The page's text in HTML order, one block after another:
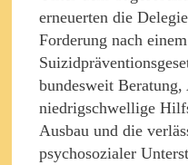
erneuerten die
Forderung nach
bundesweit
niedrigschwellige
Ausbau und die
psychosozialer